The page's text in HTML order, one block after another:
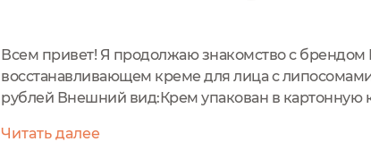
Всем привет! Я продолжаю знакомство с
восстанавливающем креме для лица с
рублей Внешний вид:Крем упакован в картонную
Coco-Caprylate, Potassium Cetyl...
Читать далее